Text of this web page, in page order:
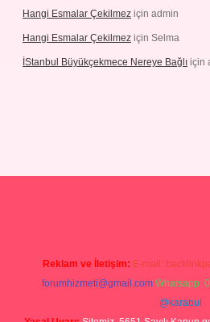
Hangi Esmalar Çekilmez için admin
Hangi Esmalar Çekilmez için Selma
İStanbul Büyükçekmece Nereye Bağlı için
Reklam ve İletişim: E-mail:
forumhizmeti@gmail.com Whatsapp:
@karabul